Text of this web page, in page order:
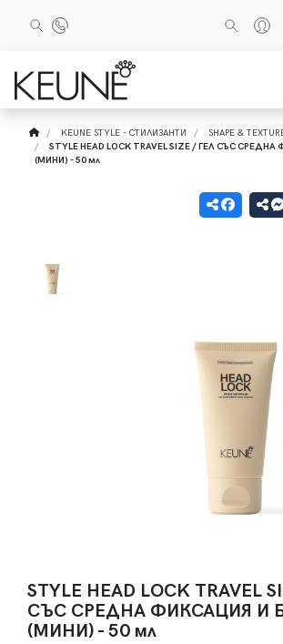
KEUNE STYLE - СТИЛИЗАНТИ
SHAPE &
STYLE HEAD LOCK TRAVEL SIZE / ГЕЛ СЪС
(МИНИ) - 50 мл
STYLE HEAD LOCK TRAVEL
СЪС СРЕДНА ФИКСАЦИЯ И
(МИНИ) - 50 мл